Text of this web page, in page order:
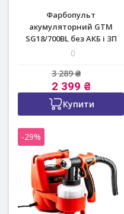
Фарбопульт
акумуляторний GTM
SG18/700BL без АКБ і ЗП
(SG18/700BL)
0
3 289 ₴
2 399 ₴
Купити
-29%